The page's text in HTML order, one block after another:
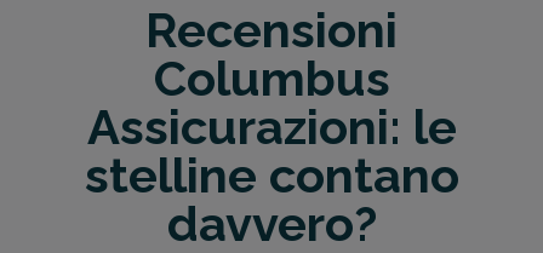
Recensioni
Columbus
Assicurazioni: le
stelline contano
davvero?